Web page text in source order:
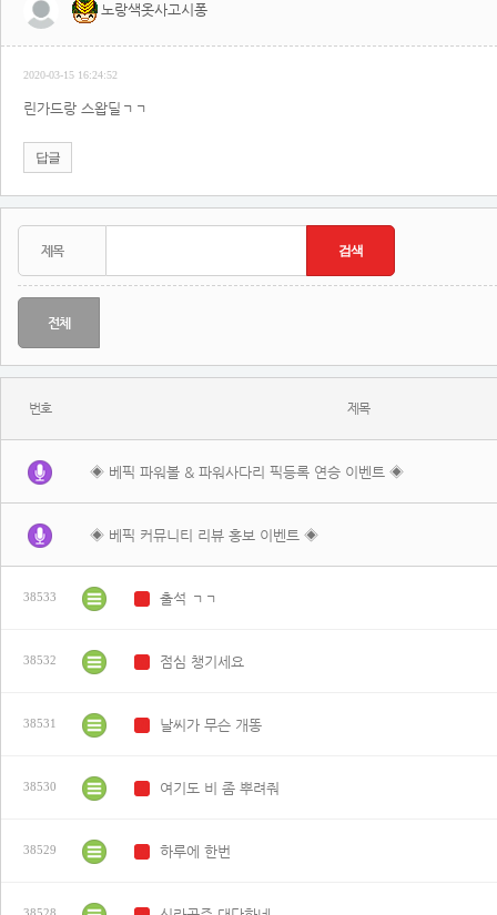
노랑색옷사고시퐁
2020-03-15 16:24:52
린가드랑 스왑딜ㄱㄱ
답글
전체
번호 제목
◈ 베픽 파워볼 & 파워사다리 픽등록 연승 이벤트 ◈
◈ 베픽 커뮤니티 리뷰 홍보 이벤트 ◈
38533 출석 ㄱㄱ
38532 점심 챙기세요
38531 날씨가 무슨 개똥
38530 여기도 비 좀 뿌려줘
38529 하루에 한번